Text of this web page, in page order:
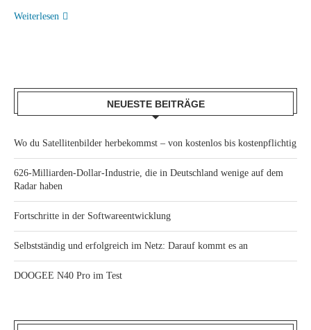
Weiterlesen
NEUESTE BEITRÄGE
Wo du Satellitenbilder herbekommst – von kostenlos bis kostenpflichtig
626-Milliarden-Dollar-Industrie, die in Deutschland wenige auf dem
Radar haben
Fortschritte in der Softwareentwicklung
Selbstständig und erfolgreich im Netz: Darauf kommt es an
DOOGEE N40 Pro im Test